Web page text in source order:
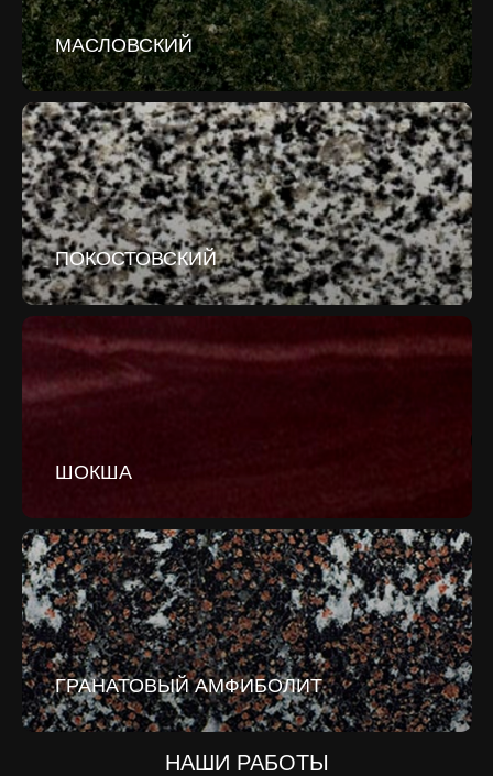
МАСЛОВСКИЙ
ПОКОСТОВСКИЙ
ШОКША
ГРАНАТОВЫЙ АМФИБОЛИТ
НАШИ РАБОТЫ